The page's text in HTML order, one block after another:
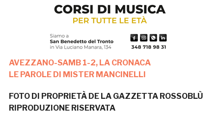
AVEZZANO-SAMB 1-2, LA CRONACA
LE PAROLE DI MISTER MANCINELLI
FOTO DI PROPRIETÀ DE LA GAZZETTA ROSSOBLÙ
RIPRODUZIONE RISERVATA